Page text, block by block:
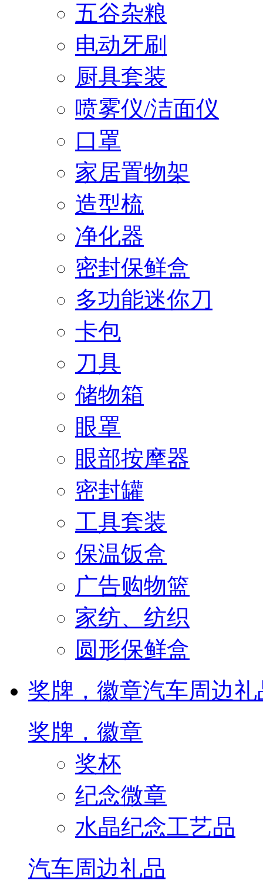
五谷杂粮
电动牙刷
厨具套装
喷雾仪/洁面仪
口罩
家居置物架
造型梳
净化器
密封保鲜盒
多功能迷你刀
卡包
刀具
储物箱
眼罩
眼部按摩器
密封罐
工具套装
保温饭盒
广告购物篮
家纺、纺织
圆形保鲜盒
奖牌，徽章汽车周边礼
奖牌，徽章
奖杯
纪念微章
水晶纪念工艺品
汽车周边礼品